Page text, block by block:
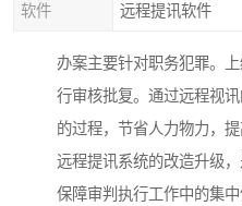
软件 远程提讯软件
办案主要针对职务犯罪。
行审核批复。通过远程视
的过程，节省人力物力，提
远程提讯系统的改造升级
保障审判执行工作中的集